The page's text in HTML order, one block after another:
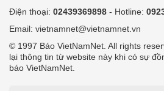
Điện thoại: 02439369898 - Hotline:
Email: vietnamnet@vietnamnet.vn
© 1997 Báo VietNamNet. All rights
lại thông tin từ website này khi có sự
báo VietNamNet.